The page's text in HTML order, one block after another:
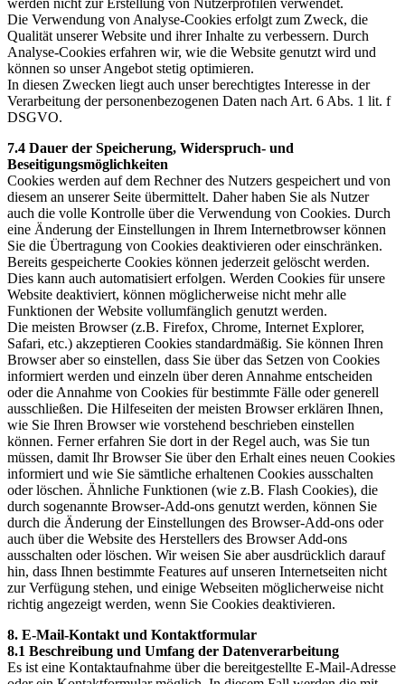
werden nicht zur Erstellung von Nutzerprofilen verwendet.
Die Verwendung von Analyse-Cookies erfolgt zum Zweck, die
Qualität unserer Website und ihrer Inhalte zu verbessern. Durch
Analyse-Cookies erfahren wir, wie die Website genutzt wird und
können so unser Angebot stetig optimieren.
In diesen Zwecken liegt auch unser berechtigtes Interesse in der
Verarbeitung der personenbezogenen Daten nach Art. 6 Abs. 1 lit. f
DSGVO.
7.4 Dauer der Speicherung, Widerspruch- und
Beseitigungsmöglichkeiten
Cookies werden auf dem Rechner des Nutzers gespeichert und von
diesem an unserer Seite übermittelt. Daher haben Sie als Nutzer
auch die volle Kontrolle über die Verwendung von Cookies. Durch
eine Änderung der Einstellungen in Ihrem Internetbrowser können
Sie die Übertragung von Cookies deaktivieren oder einschränken.
Bereits gespeicherte Cookies können jederzeit gelöscht werden.
Dies kann auch automatisiert erfolgen. Werden Cookies für unsere
Website deaktiviert, können möglicherweise nicht mehr alle
Funktionen der Website vollumfänglich genutzt werden.
Die meisten Browser (z.B. Firefox, Chrome, Internet Explorer,
Safari, etc.) akzeptieren Cookies standardmäßig. Sie können Ihren
Browser aber so einstellen, dass Sie über das Setzen von Cookies
informiert werden und einzeln über deren Annahme entscheiden
oder die Annahme von Cookies für bestimmte Fälle oder generell
ausschließen. Die Hilfeseiten der meisten Browser erklären Ihnen,
wie Sie Ihren Browser wie vorstehend beschrieben einstellen
können. Ferner erfahren Sie dort in der Regel auch, was Sie tun
müssen, damit Ihr Browser Sie über den Erhalt eines neuen Cookies
informiert und wie Sie sämtliche erhaltenen Cookies ausschalten
oder löschen. Ähnliche Funktionen (wie z.B. Flash Cookies), die
durch sogenannte Browser-Add-ons genutzt werden, können Sie
durch die Änderung der Einstellungen des Browser-Add-ons oder
auch über die Website des Herstellers des Browser Add-ons
ausschalten oder löschen. Wir weisen Sie aber ausdrücklich darauf
hin, dass Ihnen bestimmte Features auf unseren Internetseiten nicht
zur Verfügung stehen, und einige Webseiten möglicherweise nicht
richtig angezeigt werden, wenn Sie Cookies deaktivieren.
8. E-Mail-Kontakt und Kontaktformular
8.1 Beschreibung und Umfang der Datenverarbeitung
Es ist eine Kontaktaufnahme über die bereitgestellte E-Mail-Adresse